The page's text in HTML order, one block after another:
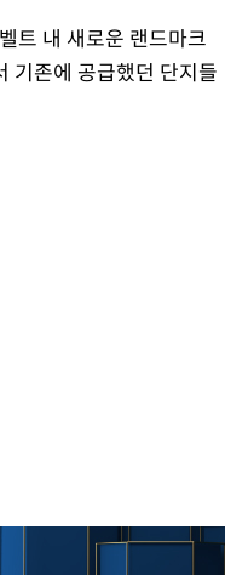
트 내 새로운 랜드마크
기존에 공급했던 단지들